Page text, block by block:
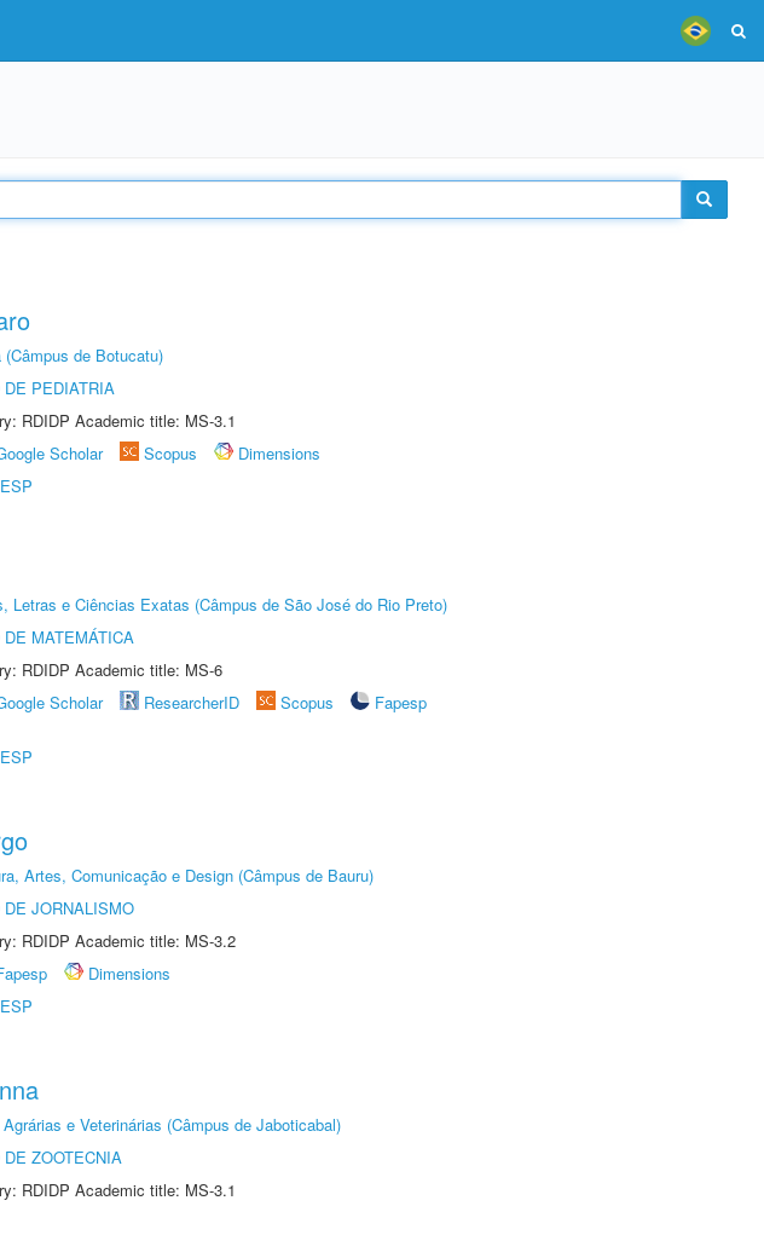
de Botucatu)
DE PEDIATRIA
RDIDP Academic title: MS-3.1
Scholar Scopus
Dimensions
Letras e Ciências Exatas (Câmpus de São José do Rio Preto)
DE MATEMÁTICA
RDIDP Academic title: MS-6
Scholar ResearcherID Scopus
Fapesp
Artes, Comunicação e Design (Câmpus de Bauru)
DE JORNALISMO
RDIDP Academic title: MS-3.2
Dimensions
e Veterinárias (Câmpus de Jaboticabal)
ZOOTECNIA
RDIDP Academic title: MS-3.1